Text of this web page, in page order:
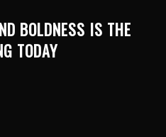
BOLDNESS IS THE
TODAY